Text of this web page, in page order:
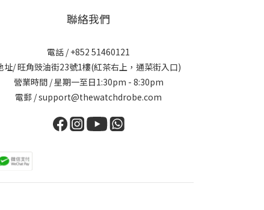
聯絡我們
電話 / +852 51460121
址/ 旺角豉油街23號1樓(紅茶右上，通菜街入口)
營業時間 / 星期一至日1:30pm - 8:30pm
電郵 / support@thewatchdrobe.com